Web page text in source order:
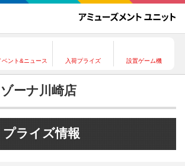
ベント&ニュース 入荷プライズ 設置ゲーム機
ーナ川崎店
プライズ情報